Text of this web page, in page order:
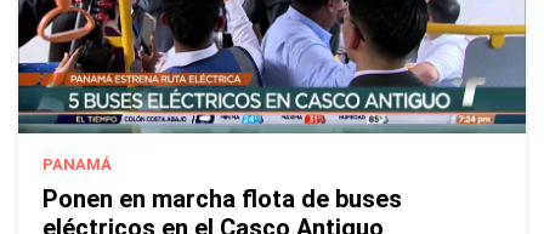
PANAMÁ
Ponen en marcha flota de buses
eléctricos en el Casco Antiguo